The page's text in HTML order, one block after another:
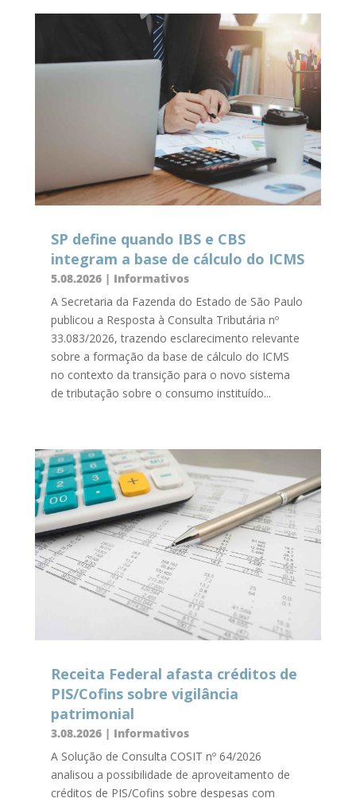
SP define quando IBS e CBS
integram a base de cálculo do ICMS
5.08.2026| Informativos
A Secretaria da Fazenda do Estado de São Paulo
publicou a Resposta à Consulta Tributária nº
33.083/2026, trazendo esclarecimento relevante
sobre a formação da base de cálculo do ICMS
no contexto da transição para o novo sistema
de tributação sobre o consumo instituído...
Receita Federal afasta créditos de
PIS/Cofins sobre vigilância
patrimonial
3.08.2026| Informativos
A Solução de Consulta COSIT nº 64/2026
analisou a possibilidade de aproveitamento de
créditos de PIS/Cofins sobre despesas com